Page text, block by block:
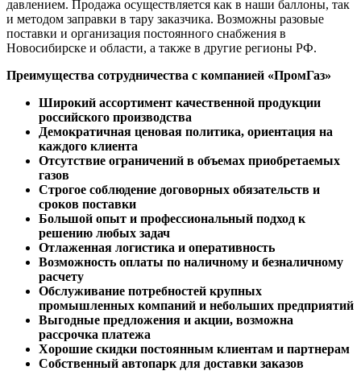
давлением. Продажа осуществляется как в наши баллоны, так
и методом заправки в тару заказчика. Возможны разовые
поставки и организация постоянного снабжения в
Новосибирске и области, а также в другие регионы РФ.
Преимущества сотрудничества с компанией «ПромГаз»
Широкий ассортимент качественной продукции
российского производства
Демократичная ценовая политика, ориентация на
каждого клиента
Отсутствие ограничений в объемах приобретаемых
газов
Строгое соблюдение договорных обязательств и
сроков поставки
Большой опыт и профессиональный подход к
решению любых задач
Отлаженная логистика и оперативность
Возможность оплаты по наличному и безналичному
расчету
Обслуживание потребностей крупных
промышленных компаний и небольших предприятий
Выгодные предложения и акции, возможна
рассрочка платежа
Хорошие скидки постоянным клиентам и партнерам
Собственный автопарк для доставки заказов